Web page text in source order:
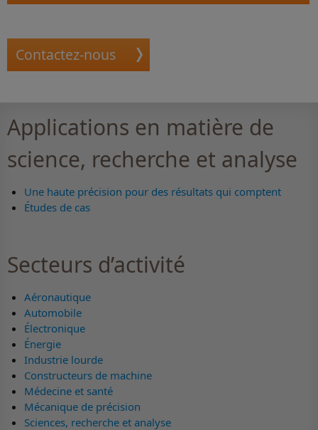
Contactez-nous
Applications en matière de
science, recherche et analyse
Une haute précision pour des résultats qui comptent
Études de cas
Secteurs d’activité
Aéronautique
Automobile
Électronique
Énergie
Industrie lourde
Constructeurs de machine
Médecine et santé
Mécanique de précision
Sciences, recherche et analyse